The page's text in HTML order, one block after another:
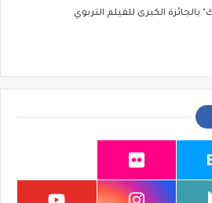
بالجائزة الكبرى للفيلم التربوي